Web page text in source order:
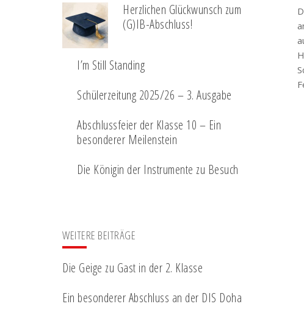
Herzlichen Glückwunsch zum
(G)IB-Abschluss!
I’m Still Standing
Schülerzeitung 2025/26 – 3. Ausgabe
Abschlussfeier der Klasse 10 – Ein
besonderer Meilenstein
Die Königin der Instrumente zu Besuch
WEITERE BEITRÄGE
Die Geige zu Gast in der 2. Klasse
Ein besonderer Abschluss an der DIS Doha